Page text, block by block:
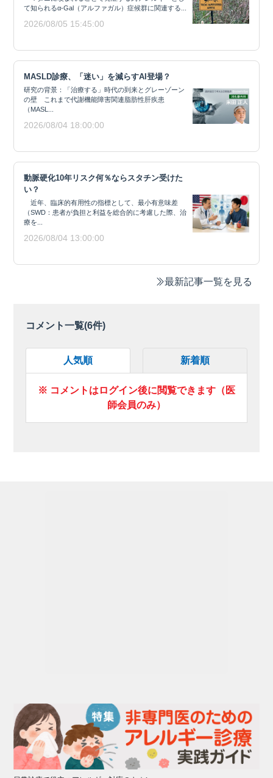
て知られるα-Gal（アルファガル）症候群に関連する...
2026/08/05 15:45:00
MASLD診療、「迷い」を減らすAI登場？
研究の背景：「治療する」時代の到来とグレーゾーン
の壁 これまで代謝機能障害関連脂肪性肝疾患
（MASL...
2026/08/04 18:00:00
動脈硬化10年リスク何％ならスタチン受けた
い？
近年、臨床的有用性の指標として、最小有意味差
（SWD：患者が負担と利益を総合的に考慮した際、治
療を...
2026/08/04 13:00:00
最新記事一覧を見る
コメント一覧(6件)
人気順 新着順
※ コメントはログイン後に閲覧できます（医
師会員のみ）